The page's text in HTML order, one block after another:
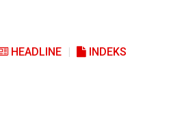
HEADLINE INDEKS